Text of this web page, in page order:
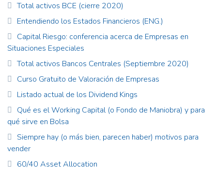
Total activos BCE (cierre 2020)
Entendiendo los Estados Financieros (ENG.)
Capital Riesgo: conferencia acerca de Empresas en
Situaciones Especiales
Total activos Bancos Centrales (Septiembre 2020)
Curso Gratuito de Valoración de Empresas
Listado actual de los Dividend Kings
Qué es el Working Capital (o Fondo de Maniobra) y para
qué sirve en Bolsa
Siempre hay (o más bien, parecen haber) motivos para
vender
60/40 Asset Allocation